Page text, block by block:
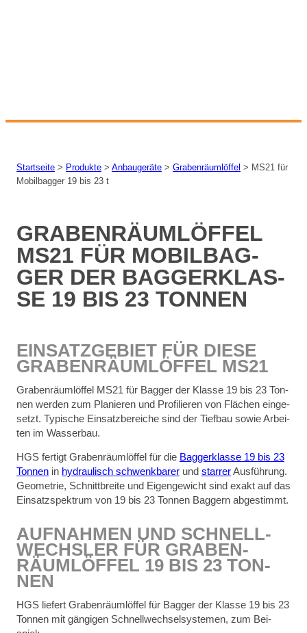
Startseite > Produkte > Anbaugeräte > Grabenräumlöffel > MS21 für
Mobilbagger 19 bis 23 t
GRA­BEN­RÄUM­LÖF­FEL
MS21 FÜR MO­BIL­BAG­
GER DER BAG­GER­KLAS­
SE 19 BIS 23 TON­NEN
EIN­SATZ­GE­BIET FÜR DIE­SE
GRA­BEN­RÄUM­LÖF­FEL MS21
Gra­ben­räum­löf­fel MS21 für Bag­ger der Klas­se 19 bis 23 Ton­
nen wer­den zum Pla­nie­ren und Pro­fi­lie­ren von Flä­chen ein­ge­
setzt. Ty­pi­sche Ein­satz­be­rei­che sind der Tief­bau so­wie Ar­bei­
ten im Was­ser­bau.
HGS fer­tigt Gra­ben­räum­löf­fel für die Bag­ger­klas­se 19 bis 23
Ton­nen in hy­drau­lisch schwenk­ba­rer und star­rerAus­füh­rung.
Geo­me­trie, Schnitt­brei­te und Ei­gen­ge­wicht sind ex­akt auf das
Ein­satz­spek­trum von 19 bis 23 Ton­nen Bag­gern ab­ge­stimmt.
AUF­NAH­MEN UND SCHNELL­
WECHS­LER FÜR GRA­BEN­
RÄUM­LÖF­FEL 19 BIS 23 TON­
NEN
HGS lie­fert Gra­ben­räum­löf­fel für Bag­ger der Klas­se 19 bis 23
Ton­nen mit gän­gi­gen Schnell­wech­sel­sys­te­men, zum Bei­